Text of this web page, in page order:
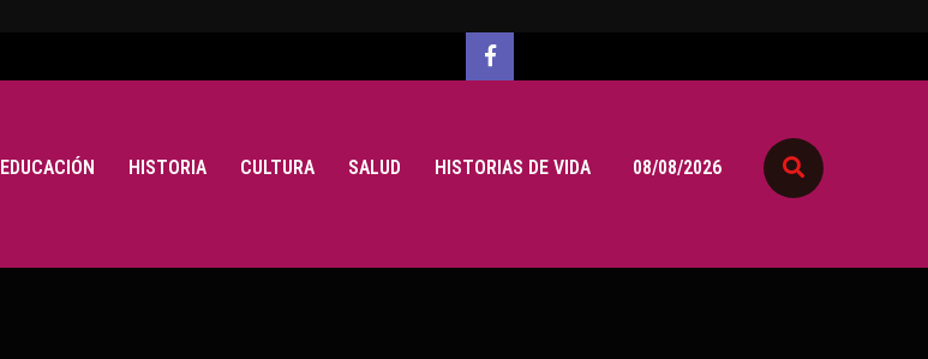
EDUCACIÓN HISTORIA CULTURA SALUD HISTORIAS DE VIDA 08/08/2026